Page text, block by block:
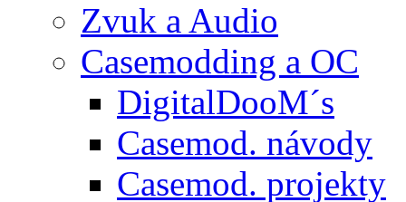
Zvuk a Audio
Casemodding a OC
DigitalDooM´s
Casemod. návody
Casemod. projekty